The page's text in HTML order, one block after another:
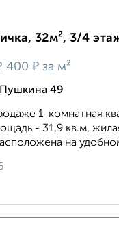
32м², 3/4
400 ₽ за м²
49
1-комнатная
- 31,9 кв.м,
на